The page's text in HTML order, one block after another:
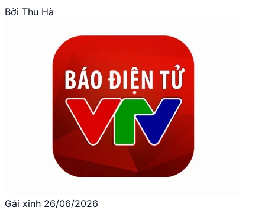
Bởi Thu Hà
Gái xinh 26/06/2026